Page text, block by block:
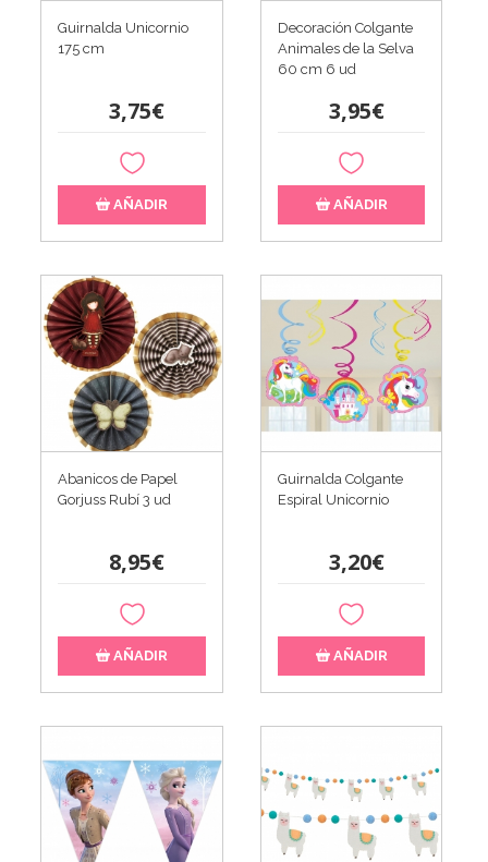
Guirnalda Unicornio
175 cm
3,75€
AÑADIR
Decoración Colgante
Animales de la Selva
60 cm 6 ud
3,95€
AÑADIR
Abanicos de Papel
Gorjuss Rubí 3 ud
8,95€
AÑADIR
Guirnalda Colgante
Espiral Unicornio
3,20€
AÑADIR